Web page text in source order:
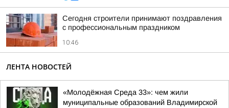
Сегодня строители принимают поздравления
с профессиональным праздником
10:46
ЛЕНТА НОВОСТЕЙ
«Молодёжная Среда 33»: чем жили
муниципальные образований Владимирской